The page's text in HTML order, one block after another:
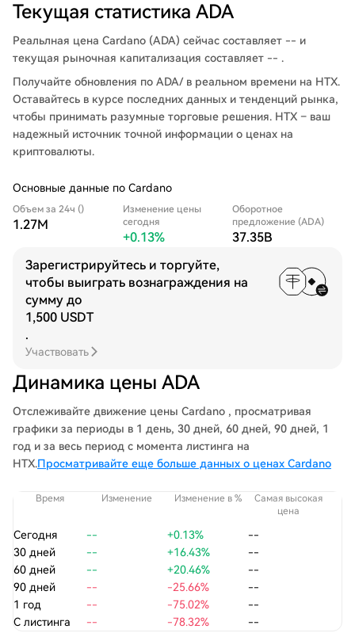
Текущая статистика ADA
Реальлная цена Cardano (ADA) сейчас составляет -- и
текущая рыночная капитализация составляет -- .
Получайте обновления по ADA/ в реальном времени на HTX.
Оставайтесь в курсе последних данных и тенденций рынка,
чтобы принимать разумные торговые решения. HTX – ваш
надежный источник точной информации о ценах на
криптовалюты.
Основные данные по Cardano
Объем за 24ч ()
1.27M
Изменение цены
сегодня
+0.13%
Оборотное
предложение (ADA)
37.35B
Зарегистрируйтесь и торгуйте,
чтобы выиграть вознаграждения на
сумму до
1,500 USDT
.
Участвовать
Динамика цены ADA
Отслеживайте движение цены Cardano , просматривая
графики за периоды в 1 день, 30 дней, 60 дней, 90 дней, 1
год и за весь период с момента листинга на
HTX.Просматривайте еще больше данных о ценах Cardano
Время Изменение Изменение в %
Самая высокая
цена
Сегодня -- +0.13%
--
30 дней
-- +16.43%
--
60 дней
-- +20.46%
--
90 дней
-- -25.66%
--
1 год
-- -75.02%
--
С листинга
-- -78.32% --